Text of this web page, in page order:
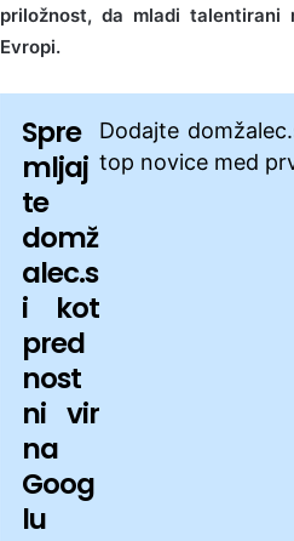
priložnost, da mladi talentirani
Evropi.
Spre
mljaj
te
domž
alec.s
i kot
pred
nost
ni vir
na
Goog
lu
Dodajte
top novice med